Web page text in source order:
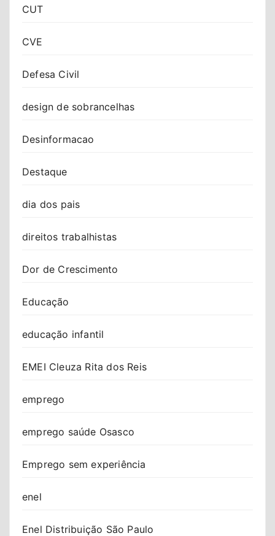
CUT
CVE
Defesa Civil
design de sobrancelhas
Desinformacao
Destaque
dia dos pais
direitos trabalhistas
Dor de Crescimento
Educação
educação infantil
EMEI Cleuza Rita dos Reis
emprego
emprego saúde Osasco
Emprego sem experiência
enel
Enel Distribuição São Paulo